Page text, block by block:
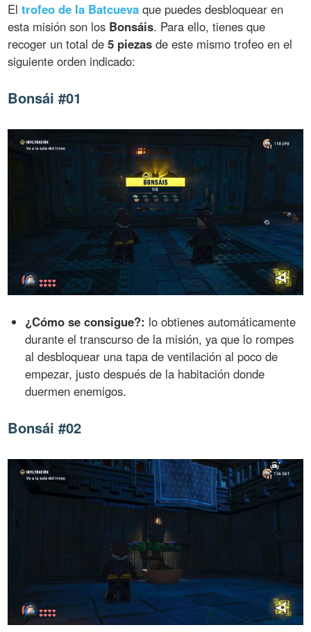
Eltrofeo de la Batcueva que puedes desbloquear en
esta misión son los Bonsáis. Para ello, tienes que
recoger un total de5 piezas de este mismo trofeo en el
siguiente orden indicado:
Bonsái #01
¿Cómo se consigue?: lo obtienes automáticamente
durante el transcurso de la misión, ya que lo rompes
al desbloquear una tapa de ventilación al poco de
empezar, justo después de la habitación donde
duermen enemigos.
Bonsái #02